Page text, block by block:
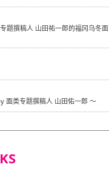
题撰稿人 山田祐一郎的福冈乌冬面
面类专题撰稿人 山田佑一郎 〜
格素食主义・素食主义者的菜单试